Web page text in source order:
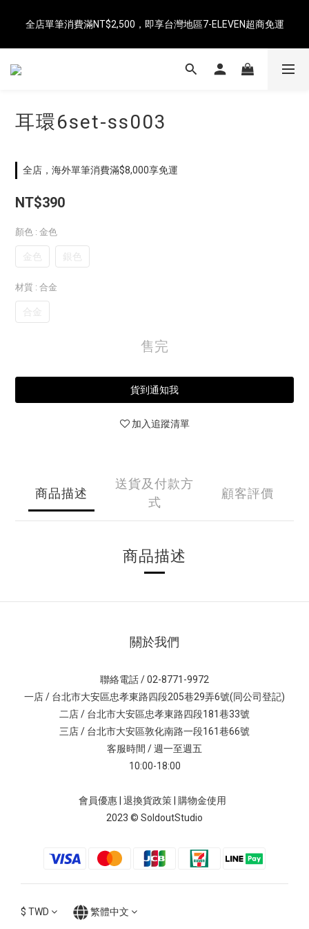
西亞）
全店單筆消費滿NT$2,500，即享台灣地區7-ELEVEN超商免運
耳環6set-ss003
全店，海外單筆消費滿$8,000享免運
NT$390
顏色 : 金色
金色 銀色
材質 : 合金
合金
售完
貨到通知我
加入追蹤清單
商品描述
送貨及付款方
式
顧客評價
商品描述
關於我們
聯絡電話 / 02-8771-9972
一店 / 台北市大安區忠孝東路四段205巷29弄6號(同公司登記)
二店 / 台北市大安區忠孝東路四段181巷33號
三店 / 台北市大安區敦化南路一段161巷66號
客服時間 / 週一至週五
10:00-18:00
會員優惠 退換貨政策
購物金使用
2023 © SoldoutStudio
$ TWD 繁體中文